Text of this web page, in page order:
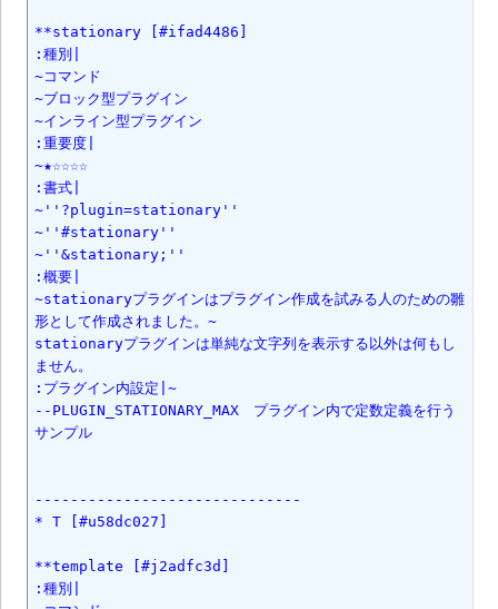
**stationary [#ifad4486]
:種別|
~コマンド
~ブロック型プラグイン
~インライン型プラグイン
:重要度|
~★☆☆☆☆
:書式|
~''?plugin=stationary''
~''#stationary''
~''&stationary;''
:概要|
~stationaryプラグインはプラグイン作成を試みる人のための雛
形として作成されました。~
stationaryプラグインは単純な文字列を表示する以外は何もし
ません。
:プラグイン内設定|~
--PLUGIN_STATIONARY_MAX　プラグイン内で定数定義を行う
サンプル
------------------------------
* T [#u58dc027]
**template [#j2adfc3d]
:種別|